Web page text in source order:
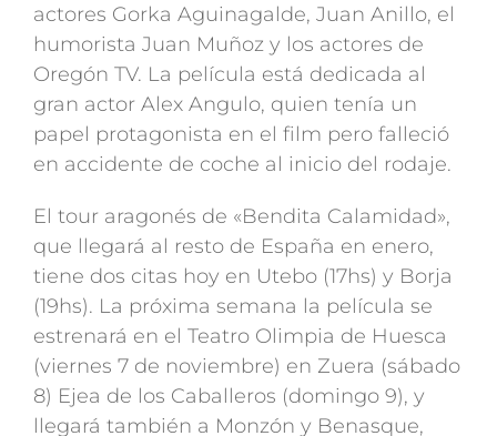
actores Gorka Aguinagalde, Juan Anillo, el
humorista Juan Muñoz y los actores de
Oregón TV. La película está dedicada al
gran actor Alex Angulo, quien tenía un
papel protagonista en el film pero falleció
en accidente de coche al inicio del rodaje.
El tour aragonés de «Bendita Calamidad»,
que llegará al resto de España en enero,
tiene dos citas hoy en Utebo (17hs) y Borja
(19hs). La próxima semana la película se
estrenará en el Teatro Olimpia de Huesca
(viernes 7 de noviembre) en Zuera (sábado
8) Ejea de los Caballeros (domingo 9), y
llegará también a Monzón y Benasque,